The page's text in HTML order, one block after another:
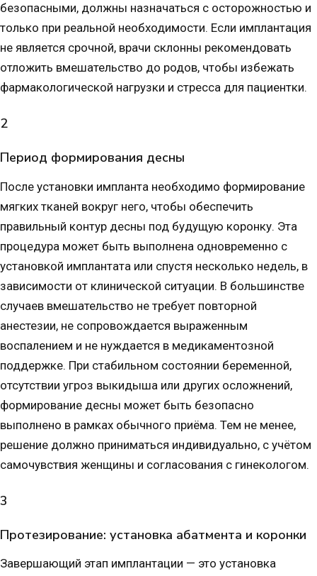
безопасными, должны назначаться с осторожностью и
только при реальной необходимости. Если имплантация
не является срочной, врачи склонны рекомендовать
отложить вмешательство до родов, чтобы избежать
фармакологической нагрузки и стресса для пациентки.
2
Период формирования десны
После установки импланта необходимо формирование
мягких тканей вокруг него, чтобы обеспечить
правильный контур десны под будущую коронку. Эта
процедура может быть выполнена одновременно с
установкой имплантата или спустя несколько недель, в
зависимости от клинической ситуации. В большинстве
случаев вмешательство не требует повторной
анестезии, не сопровождается выраженным
воспалением и не нуждается в медикаментозной
поддержке. При стабильном состоянии беременной,
отсутствии угроз выкидыша или других осложнений,
формирование десны может быть безопасно
выполнено в рамках обычного приёма. Тем не менее,
решение должно приниматься индивидуально, с учётом
самочувствия женщины и согласования с гинекологом.
3
Протезирование: установка абатмента и коронки
Завершающий этап имплантации — это установка